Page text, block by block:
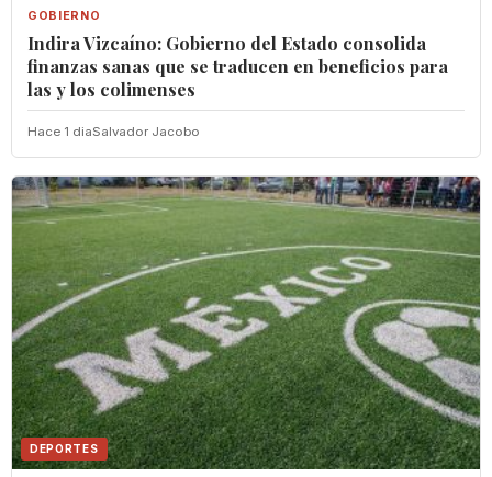
GOBIERNO
Indira Vizcaíno: Gobierno del Estado consolida
finanzas sanas que se traducen en beneficios para
las y los colimenses
Hace 1 diaSalvador Jacobo
DEPORTES